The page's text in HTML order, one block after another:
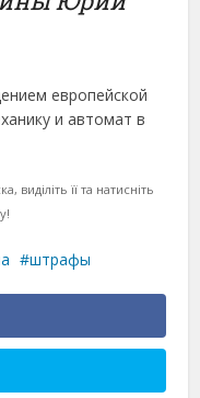
европейской
и автомат в
її та натисніть
штрафы